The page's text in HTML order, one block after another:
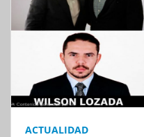
ACTUALIDAD